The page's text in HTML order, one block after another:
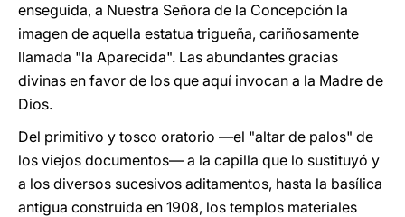
enseguida, a Nuestra Señora de la Concepción la
imagen de aquella estatua trigueña, cariñosamente
llamada "la Aparecida". Las abundantes gracias
divinas en favor de los que aquí invocan a la Madre de
Dios.
Del primitivo y tosco oratorio —el "altar de palos" de
los viejos documentos— a la capilla que lo sustituyó y
a los diversos sucesivos aditamentos, hasta la basílica
antigua construida en 1908, los templos materiales